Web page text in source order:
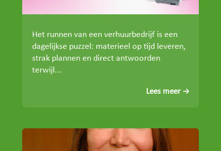
Het runnen van een verhuurbedrijf is een
dagelijkse puzzel: materieel op tijd leveren,
strak plannen en direct antwoorden
terwijl...
Lees meer